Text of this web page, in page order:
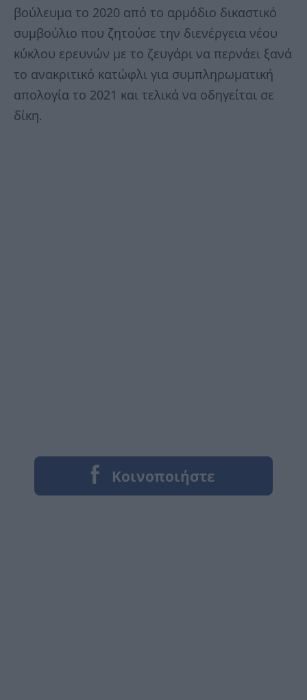
βούλευμα το 2020 από το αρμόδιο δικαστικό
συμβούλιο που ζητούσε την διενέργεια νέου
κύκλου ερευνών με το ζευγάρι να περνάει ξανά
το ανακριτικό κατώφλι για συμπληρωματική
απολογία το 2021 και τελικά να οδηγείται σε
δίκη.